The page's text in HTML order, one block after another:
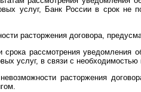
услуг, Банк России в срок не
расторжения договора,
срока рассмотрения уведомления
услуг, в связи с
расторжения